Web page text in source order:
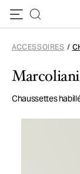
ACCESSOIRES /
Marcoliani
Chaussettes